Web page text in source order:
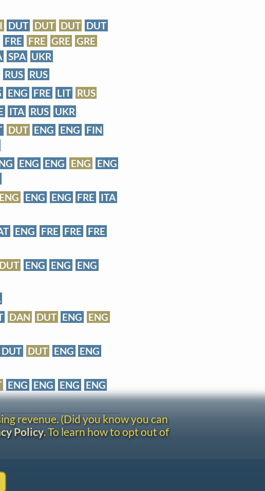
DUT DUT DUT DUT
FRE FRE GRE GRE
SPA UKR
RUS RUS
ENG FRE LIT RUS
ITA RUS UKR
DUT ENG ENG
FIN
ENG ENG ENG
ENG
ENG ENG ENG FRE
ITA
ENG FRE FRE
FRE
DUT ENG ENG
ENG
DAN DUT ENG
ENG
DUT DUT ENG ENG
ENG ENG ENG
ENG
revenue. (Did you know you can
Policy. To learn how to opt out of